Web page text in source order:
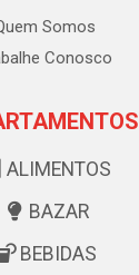
Somos
Conosco
ALIMENTOS
BAZAR
BEBIDAS